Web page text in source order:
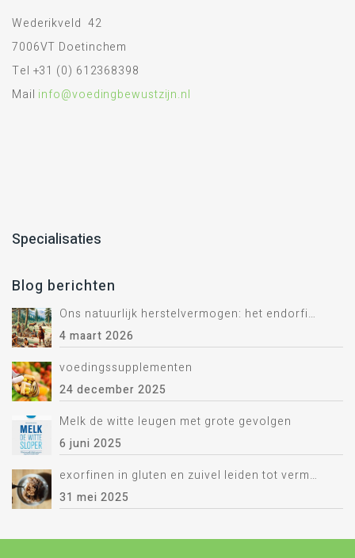
Wederikveld 42
7006VT Doetinchem
Tel +31 (0) 612368398
Mail info@voedingbewustzijn.nl
Specialisaties
Blog berichten
Ons natuurlijk herstelvermogen: het endorfine systeem.
4 maart 2026
voedingssupplementen
24 december 2025
Melk de witte leugen met grote gevolgen
6 juni 2025
exorfinen in gluten en zuivel leiden tot vermoeidheid
31 mei 2025